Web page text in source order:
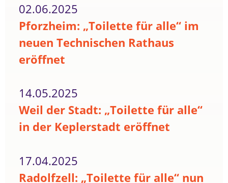
02.06.2025
Pforzheim: „Toilette für alle“ im
neuen Technischen Rathaus
eröffnet
14.05.2025
Weil der Stadt: „Toilette für alle“
in der Keplerstadt eröffnet
17.04.2025
Radolfzell: „Toilette für alle“ nun